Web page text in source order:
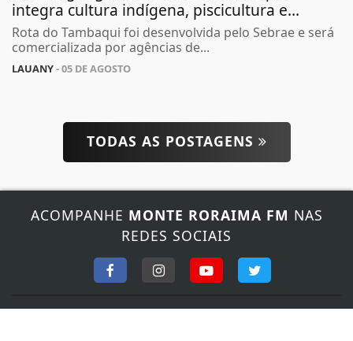
integra cultura indígena, piscicultura e...
Rota do Tambaqui foi desenvolvida pelo Sebrae e será
comercializada por agências de...
LAUANY- 05 DE AGOSTO
TODAS AS POSTAGENS
ACOMPANHE MONTE RORAIMA FM NAS
REDES SOCIAIS
Termos de Uso e Privacidade
experiência de navegação. Ao continuar o acesso,
de Uso e Privacidade.
PARA MAIS INFORMAÇÕES,ACESSE NOSSOS TERMOS
CLICANDO AQUI
PROSSEGUIR